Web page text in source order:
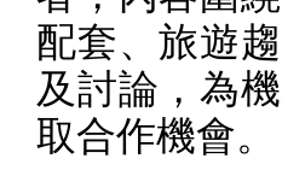
配套、旅遊
及討論，為
取合作機會。